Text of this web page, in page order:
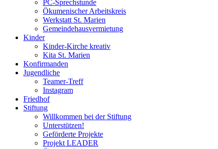
PC-Sprechstunde
Ökumenischer Arbeitskreis
Werkstatt St. Marien
Gemeindehausvermietung
Kinder
Kinder-Kirche kreativ
Kita St. Marien
Konfirmanden
Jugendliche
Teamer-Treff
Instagram
Friedhof
Stiftung
Willkommen bei der Stiftung
Unterstützen!
Geförderte Projekte
Projekt LEADER